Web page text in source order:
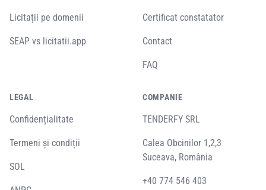
Licitații pe domenii
SEAP vs licitatii.app
Certificat constatator
Contact
FAQ
LEGAL
Confidențialitate
Termeni și condiții
SOL
COMPANIE
TENDERFY SRL
Calea Obcinilor 1,2,3
Suceava, România
+40 774 546 403